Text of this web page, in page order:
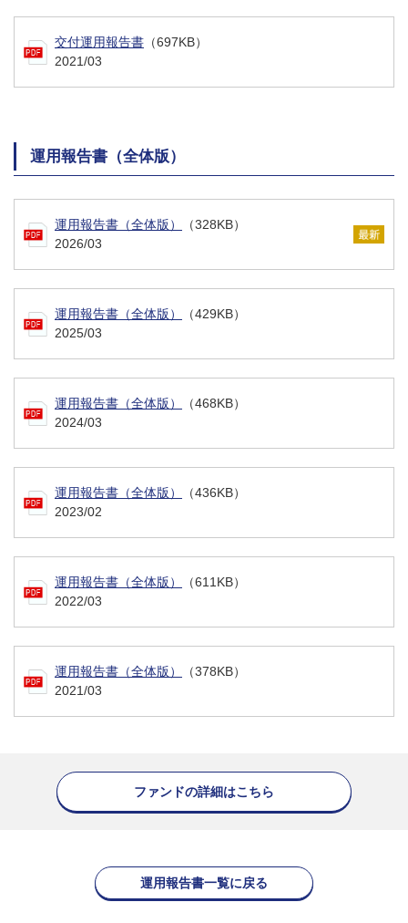
交付運用報告書 （697KB）
2021/03
運用報告書（全体版）
運用報告書（全体版）
（328KB）
2026/03
運用報告書（全体版）
（429KB）
2025/03
運用報告書（全体版）
（468KB）
2024/03
運用報告書（全体版）
（436KB）
2023/02
運用報告書（全体版）
（611KB）
2022/03
運用報告書（全体版）
（378KB）
2021/03
ファンドの詳細はこちら
運用報告書一覧に戻る